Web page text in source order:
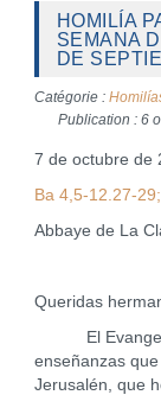
HOMILÍA
SEMANA
DE
Catégorie :
Publication : 6
7 de octubre de
Ba 4,5-12.27-
Abbaye de La
Queridas
El Evangelio
enseñanzas
Jerusalén, que